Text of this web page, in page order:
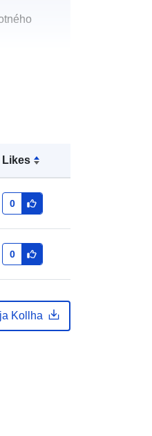
Likes
0
0
Kollha
70d0e
dataset/htt